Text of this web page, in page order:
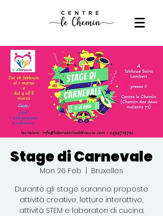
Stage di Carnevale
Mon 26 Feb
Bruxelles
Durante gli stage saranno proposte
attività creative, letture interattive,
attività STEM e laboratori di cucina.